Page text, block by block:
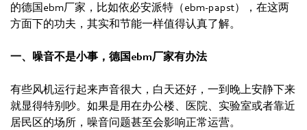
的德国ebm厂家，比如依必安派特（ebm‑papst），在这两
方面下的功夫，其实和节能一样值得认真了解。
一、噪音不是小事，德国ebm厂家有办法
有些风机运行起来声音很大，白天还好，一到晚上安静下来
就显得特别吵。如果是用在办公楼、医院、实验室或者靠近
居民区的场所，噪音问题甚至会影响正常运营。